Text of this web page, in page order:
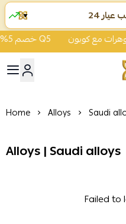
خصم 5% على جميع المجوهرات مع كوبون Q5
Home Alloys Saudi
Alloys | Saudi alloys
Failed to
24
▼